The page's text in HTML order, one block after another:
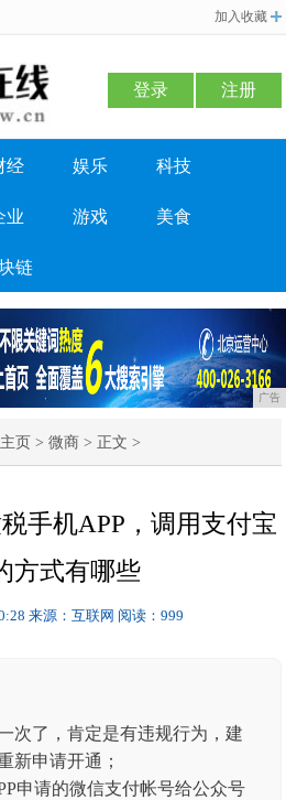
加入收藏
登录 注册
经 娱乐 科技
业 游戏 美食
链
广告
页 >微商 > 正文 >
手机APP，调用支付宝
方式有哪些
来源：互联网 阅读：999
次了，肯定是有违规行为，建
新申请开通；
申请的微信支付帐号给公众号